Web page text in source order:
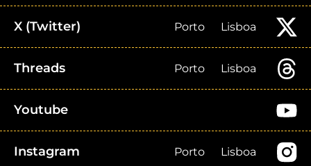
X (Twitter) Porto Lisboa
Threads Porto Lisboa
Youtube
Instagram Porto Lisboa